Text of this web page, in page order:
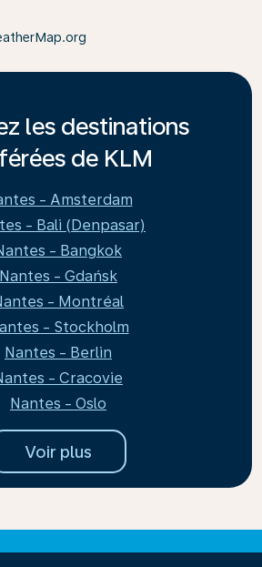
les destinations
de KLM
- Amsterdam
- Bali (Denpasar)
- Bangkok
Nantes - Gdańsk
- Montréal
- Stockholm
Nantes - Berlin
- Cracovie
Nantes - Oslo
Voir plus